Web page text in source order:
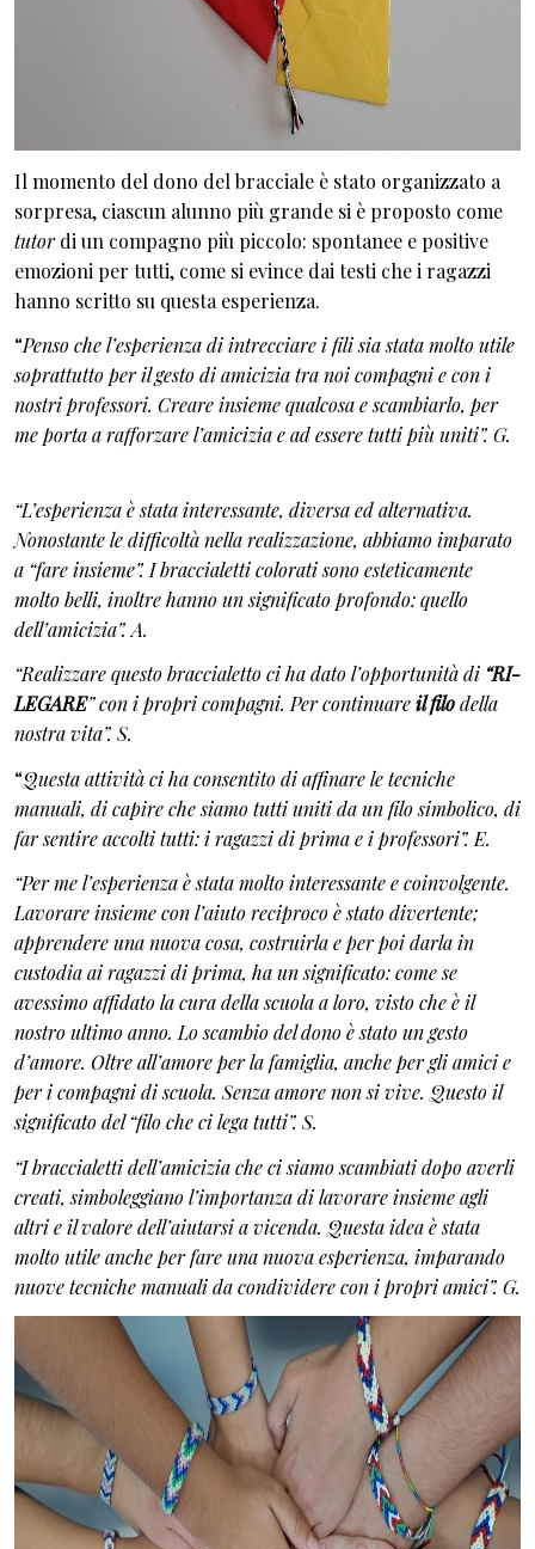
Il momento del dono del bracciale è stato organizzato a
sorpresa, ciascun alunno più grande si è proposto come
tutordi un compagno più piccolo: spontanee e positive
emozioni per tutti, come si evince dai testi che i ragazzi
hanno scritto su questa esperienza.
“Penso che l’esperienza di intrecciare i fili sia stata molto utile
soprattutto per il gesto di amicizia tra noi compagni e con i
nostri professori. Creare insieme qualcosa e scambiarlo, per
me porta a rafforzare l’amicizia e ad essere tutti più uniti”. G.
“L’esperienza è stata interessante, diversa ed alternativa.
Nonostante le difficoltà nella realizzazione, abbiamo imparato
a “fare insieme”. I braccialetti colorati sono esteticamente
molto belli, inoltre hanno un significato profondo: quello
dell’amicizia”. A.
“Realizzare questo braccialetto ci ha dato l’opportunità di “RI-
LEGARE” con i propri compagni. Per continuareil filodella
nostra vita”. S.
“Questa attività ci ha consentito di affinare le tecniche
manuali, di capire che siamo tutti uniti da un filo simbolico, di
far sentire accolti tutti: i ragazzi di prima e i professori”. E.
“Per me l’esperienza è stata molto interessante e coinvolgente.
Lavorare insieme con l’aiuto reciproco è stato divertente;
apprendere una nuova cosa, costruirla e per poi darla in
custodia ai ragazzi di prima, ha un significato: come se
avessimo affidato la cura della scuola a loro, visto che è il
nostro ultimo anno. Lo scambio del dono è stato un gesto
d’amore. Oltre all’amore per la famiglia, anche per gli amici e
per i compagni di scuola. Senza amore non si vive. Questo il
significato del “filo che ci lega tutti”. S.
“I braccialetti dell’amicizia che ci siamo scambiati dopo averli
creati, simboleggiano l’importanza di lavorare insieme agli
altri e il valore dell’aiutarsi a vicenda. Questa idea è stata
molto utile anche per fare una nuova esperienza, imparando
nuove tecniche manuali da condividere con i propri amici”. G.